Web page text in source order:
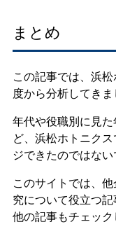
まとめ
この記事では、浜
度から分析してきま
年代や役職別に見
ど、浜松ホトニク
ジできたのではない
このサイトでは、
究について役立つ
他の記事もチェック